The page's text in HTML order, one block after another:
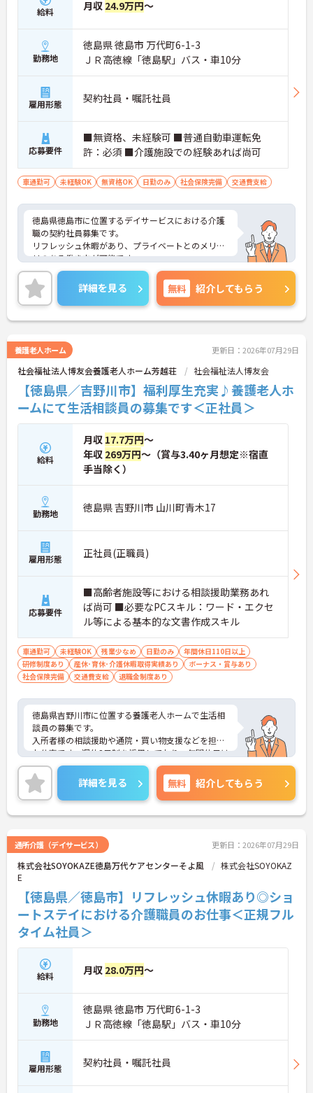
給料 月収 24.9万円～
勤務地
徳島県 徳島市 万代町6-1-3
ＪＲ高徳線「徳島駅」バス・車10分
雇用形態 契約社員・嘱託社員
応募要件
■無資格、未経験可 ■普通自動車運転免
許：必須 ■介護施設での経験あれば尚可
車通勤可 未経験OK 無資格OK 日勤のみ 社会保険完備 交通費支給
徳島県徳島市に位置するデイサービスにおける介護
職の契約社員募集です。
リフレッシュ休暇があり、プライベートとのメリハ
リのある働き方が可能です。
また研修制度や正社員登用制度もあり働きながらス
キルアップが目指せる環境です。
ご興味のある方には、面接対策ポイントなど、さら
に詳細をご案内しますのでお気軽にご相談くださ
い！
詳細を見る 無料 紹介してもらう
養護老人ホーム 更新日：2026年07月29日
社会福祉法人博友会養護老人ホーム芳越荘 社会福祉法人博友会
【徳島県／吉野川市】福利厚生充実♪養護老人ホ
ームにて生活相談員の募集です＜正社員＞
給料
月収 17.7万円～
年収 269万円～（賞与3.40ヶ月想定※宿直
手当除く）
勤務地 徳島県 吉野川市 山川町青木17
雇用形態 正社員(正職員)
応募要件
■高齢者施設等における相談援助業務あれ
ば尚可 ■必要なPCスキル：ワード・エクセ
ル等による基本的な文書作成スキル
車通勤可 未経験OK 残業少なめ 日勤のみ
年間休日110日以上
研修制度あり
産休･育休･介護休暇取得実績あり
ボーナス・賞与あり
社会保険完備
交通費支給 退職金制度あり
徳島県吉野川市に位置する養護老人ホームで生活相
談員の募集です。
入所者様の相談援助や通院・買い物支援などを担う
お仕事です。週休2日制を採用しており、年間休日は
112日確保されています。賞与は過去実績で3.40ヶ
月分、昇給実績もあり、長く働きやすい環境です。
扶養手当や住居手当など各種手当も整っています。
ご興味のある方には、面接対策ポイントなどさらに
詳細をお話いたしますので、お気軽にご相談くださ
■ 働きやすさと休日充実
週休2日制でメリハリをつけて勤務できる環境です
・年間休日112日
・週休2日制
・月平均残業6時間
→ プライベートの時間も大切にしながら働きやすい
■ 安定収入を目指せる職場
各種手当や賞与制度が整った職場です
・賞与計3.40ヶ月の過去実績
・昇給実績あり
・扶養手当、住居手当あり
→ 長期的なキャリア形成と安定した収入を目指せま
詳細を見る 無料 紹介してもらう
通所介護（デイサービス） 更新日：2026年07月29日
株式会社SOYOKAZE徳島万代ケアセンターそよ風
株式会社SOYOKAZ
E
【徳島県／徳島市】リフレッシュ休暇あり◎ショ
ートステイにおける介護職員のお仕事＜正規フル
タイム社員＞
給料 月収 28.0万円～
勤務地
徳島県 徳島市 万代町6-1-3
ＪＲ高徳線「徳島駅」バス・車10分
雇用形態 契約社員・嘱託社員